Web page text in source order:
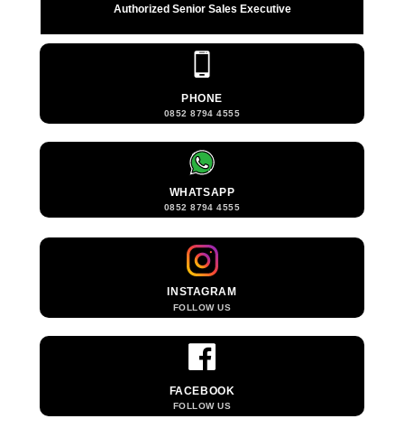
Authorized Senior Sales Executive
PHONE
0852 8794 4555
WHATSAPP
0852 8794 4555
INSTAGRAM
FOLLOW US
FACEBOOK
FOLLOW US